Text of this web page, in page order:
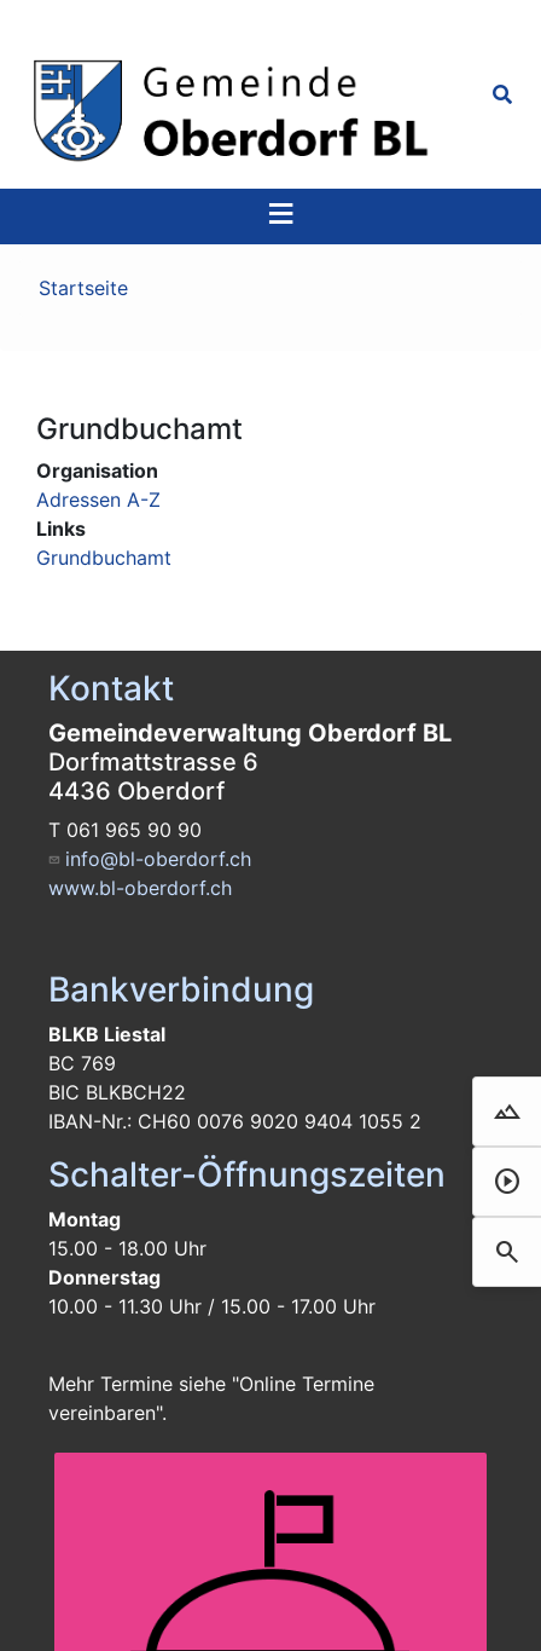
landscape
Film
play_circle
search
Pfadnavigation
Startseite
Grundbuchamt
Organisation
Adressen A-Z
Links
Grundbuchamt
Kontakt
Gemeindeverwaltung Oberdorf BL
Dorfmattstrasse 6
4436 Oberdorf
T 061 965 90 90
info@bl-oberdorf.ch
www.bl-oberdorf.ch
Bankverbindung
BLKB Liestal
BC 769
BIC BLKBCH22
IBAN-Nr.: CH60 0076 9020 9404 1055 2
Schalter-Öffnungszeiten
Montag
15.00 - 18.00 Uhr
Donnerstag
10.00 - 11.30 Uhr / 15.00 - 17.00 Uhr
Mehr Termine siehe "Online Termine
vereinbaren".